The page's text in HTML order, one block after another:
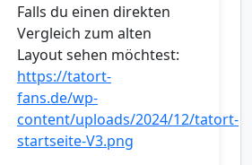
Falls du einen direkten
Vergleich zum alten
Layout sehen möchtest:
https://tatort-
fans.de/wp-
content/uploads/2024/12/tatort-
startseite-V3.png